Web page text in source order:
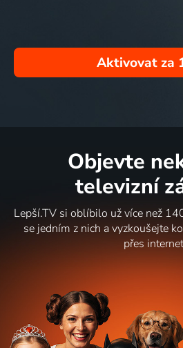
Aktivovat za
Objevte
televizní
Lepší.TV si oblíbilo už více než
se jedním z nich a vyzkoušejte
přes